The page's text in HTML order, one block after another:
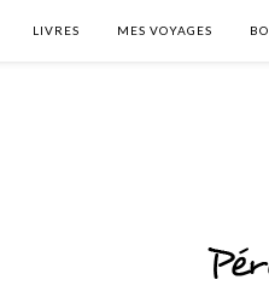
LIVRES MES VOYAGES